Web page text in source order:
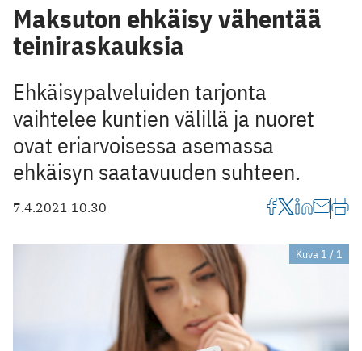
Maksuton ehkäisy vähentää
teiniraskauksia
Ehkäisypalveluiden tarjonta
vaihtelee kuntien välillä ja nuoret
ovat eriarvoisessa asemassa
ehkäisyn saatavuuden suhteen.
7.4.2021 10.30
Kuva 1 / 1